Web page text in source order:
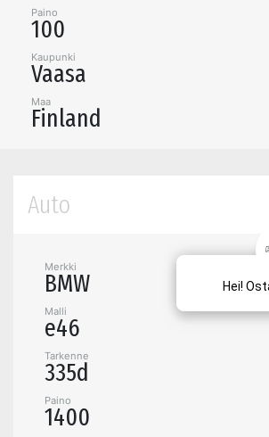
Paino
100
Kaupunki
Vaasa
Maa
Finland
Auto
Merkki
BMW
Malli
e46
Tarkenne
335d
Paino
1400